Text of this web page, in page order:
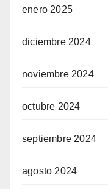
enero 2025
diciembre 2024
noviembre 2024
octubre 2024
septiembre 2024
agosto 2024